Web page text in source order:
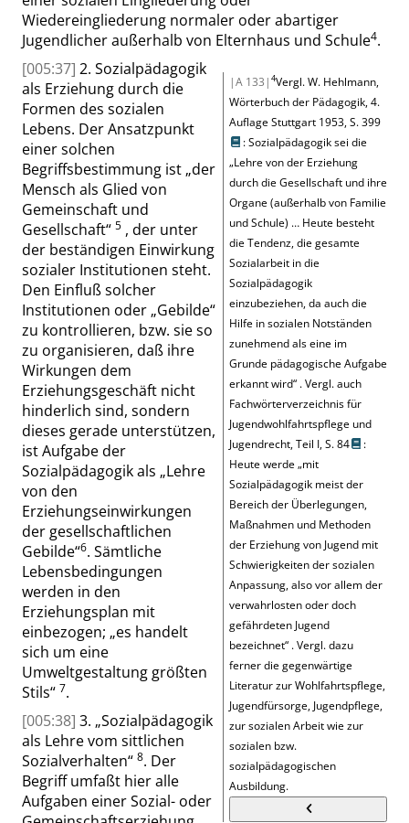
Wiedereingliederung normaler oder abartiger
Jugendlicher außerhalb von Elternhaus und Schule4
|A 133| 4Vergl.W. Hehlmann,
Wörterbuch der Pädagogik, 4.
Auflage Stuttgart 1953,S. 399
: Sozialpädagogik sei die
„Lehre von der Erziehung
durch die Gesellschaft und ihre
Organe (außerhalb von Familie
und Schule) … Heute besteht
die Tendenz, die gesamte
Sozialarbeit in die
Sozialpädagogik
einzubeziehen, da auch die
Hilfe in sozialen Notständen
zunehmend als eine im
Grunde pädagogische Aufgabe
erkannt wird“ .Vergl. auch
Fachwörterverzeichnis für
Jugendwohlfahrtspflege und
Jugendrecht, Teil I,S. 84
:
Heute werde„mit
Sozialpädagogik meist der
Bereich der Überlegungen,
Maßnahmen und Methoden
der Erziehung von Jugend mit
Schwierigkeiten der sozialen
Anpassung, also vor allem der
verwahrlosten oder doch
gefährdeten Jugend
bezeichnet“ . Vergl. dazu
ferner die gegenwärtige
Literatur zur Wohlfahrtspflege,
Jugendfürsorge, Jugendpflege,
zur sozialen Arbeit wie zur
sozialen bzw.
sozialpädagogischen
Ausbildung.
.
[005:37] 2. Sozialpädagogik
als Erziehung durch die
Formen des sozialen
Lebens. Der Ansatzpunkt
einer solchen
Begriffsbestimmung ist „der
Mensch als Glied von
Gemeinschaft und
Gesellschaft“ 5 , der unter
der beständigen Einwirkung
sozialer Institutionen steht.
Den Einfluß solcher
Institutionen oder „Gebilde“
zu kontrollieren, bzw. sie so
zu organisieren, daß ihre
Wirkungen dem
Erziehungsgeschäft nicht
hinderlich sind, sondern
dieses gerade unterstützen,
ist Aufgabe der
Sozialpädagogik als „Lehre
von den
Erziehungseinwirkungen
der gesellschaftlichen
Gebilde“6. Sämtliche
Lebensbedingungen
werden in den
Erziehungsplan mit
einbezogen; „es handelt
sich um eine
Umweltgestaltung größten
Stils“ 7.
[005:38] 3. „Sozialpädagogik
als Lehre vom sittlichen
Sozialverhalten“ 8. Der
Begriff umfaßt hier alle
Aufgaben einer Sozial- oder